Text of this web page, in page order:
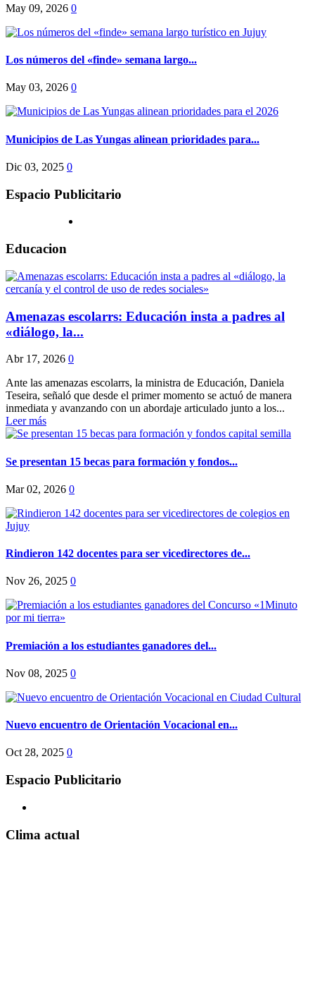
May 09, 2026 0
Los números del «finde» semana largo...
May 03, 2026 0
Municipios de Las Yungas alinean prioridades para...
Dic 03, 2025 0
Espacio Publicitario
Educacion
Amenazas escolarrs: Educación insta a padres al
«diálogo, la...
Abr 17, 2026 0
Ante las amenazas escolarrs, la ministra de Educación, Daniela
Teseira, señaló que desde el primer momento se actuó de manera
inmediata y avanzando con un abordaje articulado junto a los...
Leer más
Se presentan 15 becas para formación y fondos...
Mar 02, 2026 0
Rindieron 142 docentes para ser vicedirectores de...
Nov 26, 2025 0
Premiación a los estudiantes ganadores del...
Nov 08, 2025 0
Nuevo encuentro de Orientación Vocacional en...
Oct 28, 2025 0
Espacio Publicitario
Clima actual